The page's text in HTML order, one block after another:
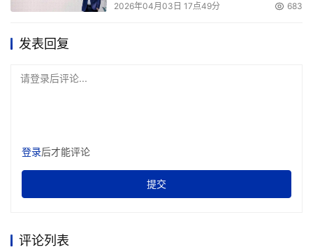
2026年04月03日 17点49分 683
发表回复
请登录后评论...
登录后才能评论
提交
评论列表